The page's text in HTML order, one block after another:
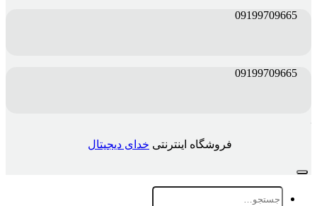
09199709665
09199709665
فروشگاه اینترنتی خدای دیجیتال
جستجو